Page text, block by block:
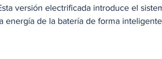
versión electrificada introduce el
energía de la batería de forma